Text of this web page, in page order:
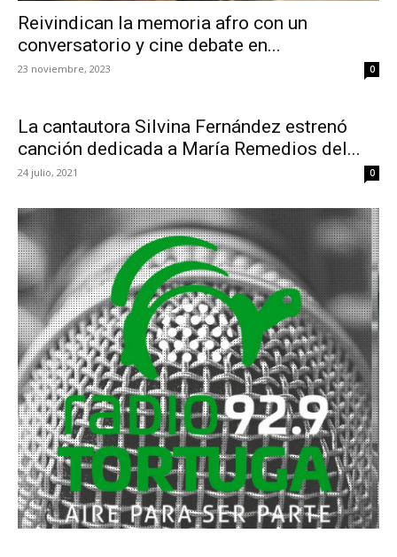
Reivindican la memoria afro con un
conversatorio y cine debate en...
23 noviembre, 2023 0
La cantautora Silvina Fernández estrenó
canción dedicada a María Remedios del...
24 julio, 2021 0